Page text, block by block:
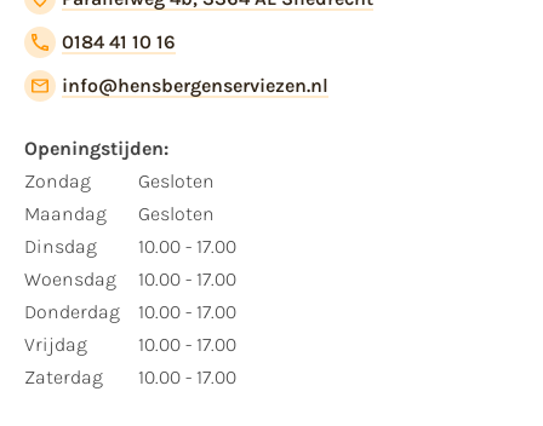
0184 41 10 16
info@hensbergenserviezen.nl
Openingstijden:
Zondag
Maandag
Dinsdag
Woensdag
Donderdag
Vrijdag
Zaterdag
Gesloten
Gesloten
10.00 - 17.00
10.00 - 17.00
10.00 - 17.00
10.00 - 17.00
10.00 - 17.00